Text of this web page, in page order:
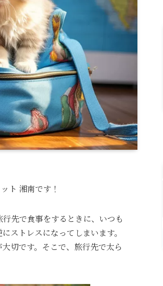
ト 湘南です！
先で食事をするときに、いつも
ストレスになってしまいます。
切です。そこで、旅行先で太ら